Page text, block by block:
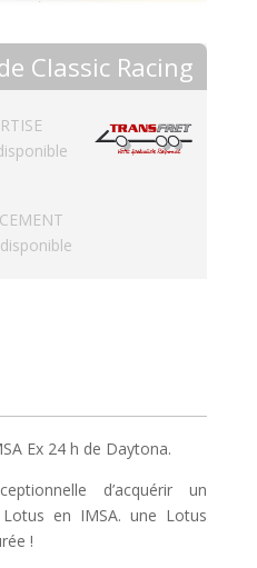
Classic Racing
Ex 24 h de Daytona.
d’acquérir un
en IMSA. une Lotus
!